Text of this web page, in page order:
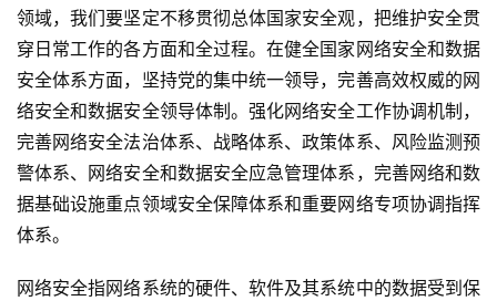
领域，我们要坚定不移贯彻总体国家安全观，把维护安全贯
穿日常工作的各方面和全过程。在健全国家网络安全和数据
安全体系方面，坚持党的集中统一领导，完善高效权威的网
络安全和数据安全领导体制。强化网络安全工作协调机制，
完善网络安全法治体系、战略体系、政策体系、风险监测预
警体系、网络安全和数据安全应急管理体系，完善网络和数
据基础设施重点领域安全保障体系和重要网络专项协调指挥
体系。
网络安全指网络系统的硬件、软件及其系统中的数据受到保